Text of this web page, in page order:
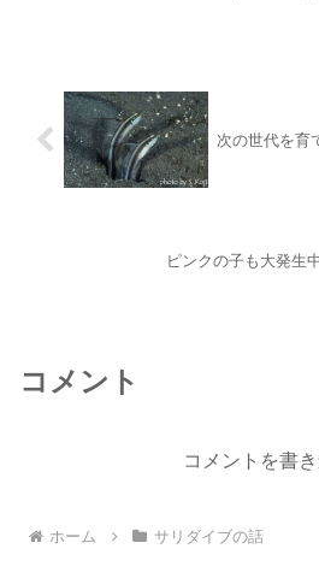
次の世代を育
ピンクの子も大発生
コメント
コメントを書
ホーム サリダイブの話